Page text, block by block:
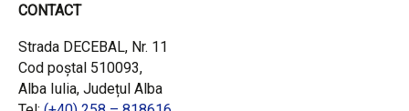
CONTACT
Strada DECEBAL, Nr. 11
Cod poștal 510093,
Alba Iulia, Județul Alba